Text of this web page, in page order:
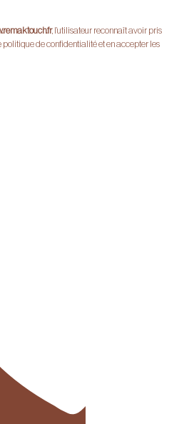
, l’utilisateur reconnaît avoir pris
politique de confidentialité et en accepter les